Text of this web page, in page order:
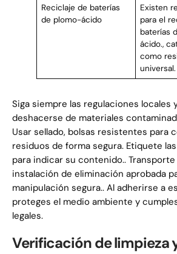
Reciclaje de baterías
de plomo-ácido
Existen
para el
baterías
ácido.,
como
universal.
Siga siempre las regulaciones locales
deshacerse de materiales
Usar sellado, bolsas resistentes para
residuos de forma segura. Etiquete
para indicar su contenido..
instalación de eliminación aprobada
manipulación segura.. Al adherirse a
proteges el medio ambiente y
legales.
Verificación de limpieza